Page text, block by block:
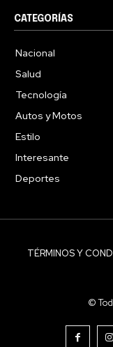
CATEGORÍAS
Nacional
Salud
Tecnología
Autos y Motos
Estilo
Interesante
Deportes
TÉRMINOS Y
©